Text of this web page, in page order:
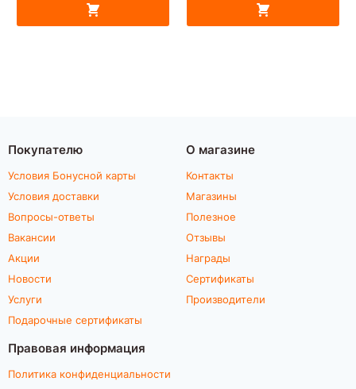
Покупателю
Условия Бонусной карты
Условия доставки
Вопросы-ответы
Вакансии
Акции
Новости
Услуги
Подарочные сертификаты
О магазине
Контакты
Магазины
Полезное
Отзывы
Награды
Сертификаты
Производители
Правовая информация
Политика конфиденциальности